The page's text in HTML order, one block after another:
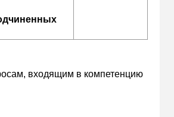
входящим в компетенцию